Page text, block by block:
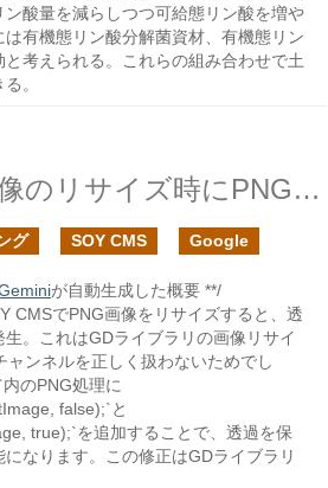
酸量を減らしつつ可給態リン酸を増や
有機態リン酸分解菌資材、有機態リン
考えられる。これらの組み合わせで土
。
SOY CMSの画像のリサイズ時にPNGの透過を無効にする
グ SOY CMS Google
が自動生成した概要 **/
CMSでPNG画像をリサイズすると、透
。これはGDライブラリの画像リサイ
ャンネルを正しく扱わないためでし
のPNG処理に
false);`と
true);`を追加することで、透過を保
なります。この修正はGDライブラリ